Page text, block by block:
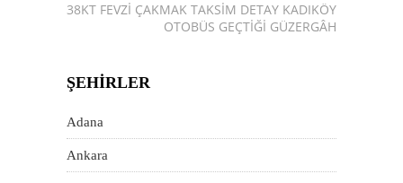
38KT FEVZI ÇAKMAK TAKSIM DETAY KADIKÖY
OTOBÜS GEÇTIĞI GÜZERGÂH
ŞEHIRLER
Adana
Ankara